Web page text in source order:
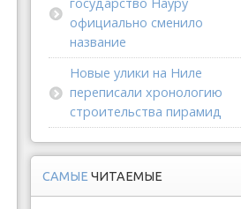
официально сменило
название
Новые улики на Ниле
переписали хронологию
строительства пирамид
САМЫЕ ЧИТАЕМЫЕ